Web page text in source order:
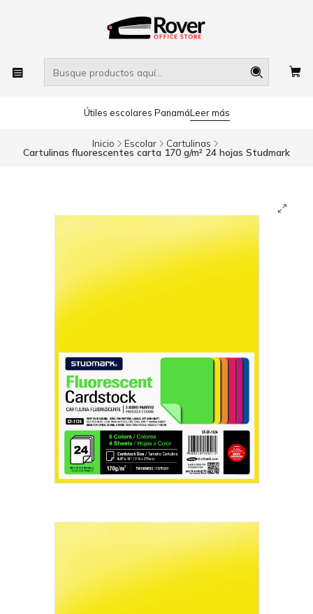
Útiles escolares PanamáLeer más
Inicio Escolar Cartulinas
Cartulinas fluorescentes carta 170 g/m² 24 hojas Studmark